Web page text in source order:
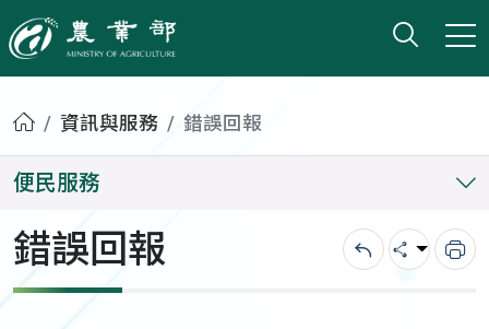
農業部
打開
小版
首頁資訊與服務 錯誤回報
便民服務
錯誤回報 回上一頁
分享 列